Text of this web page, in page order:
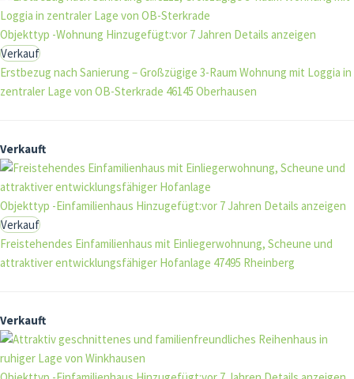
Objekttyp -Wohnung Hinzugefügt:vor 7 Jahren Details anzeigen
Verkauf
Erstbezug nach Sanierung – Großzügige 3-Raum Wohnung mit Loggia in
zentraler Lage von OB-Sterkrade 46145 Oberhausen
Verkauft
Objekttyp -Einfamilienhaus Hinzugefügt:vor 7 Jahren Details anzeigen
Verkauf
Freistehendes Einfamilienhaus mit Einliegerwohnung, Scheune und
attraktiver entwicklungsfähiger Hofanlage 47495 Rheinberg
Verkauft